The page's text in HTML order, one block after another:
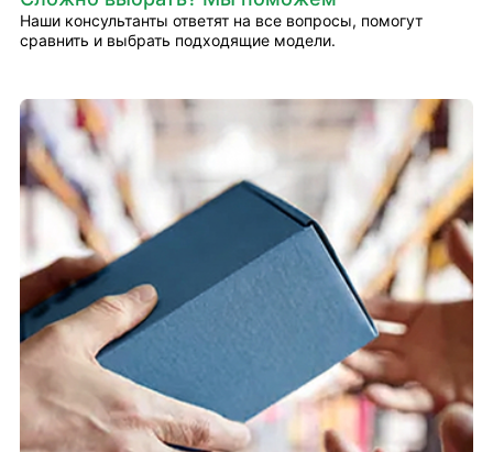
Наши консультанты ответят на все вопросы, помогут
сравнить и выбрать подходящие модели.